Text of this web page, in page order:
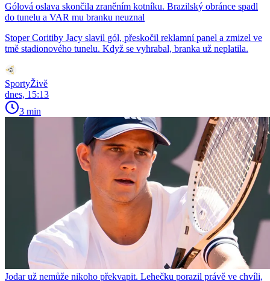
Gólová oslava skončila zraněním kotníku. Brazilský obránce spadl
do tunelu a VAR mu branku neuznal
Stoper Coritiby Jacy slavil gól, přeskočil reklamní panel a zmizel ve
tmě stadionového tunelu. Když se vyhrabal, branka už neplatila.
SportyŽivě
dnes, 15:13
3 min
Jodar už nemůže nikoho překvapit. Lehečku porazil právě ve chvíli,